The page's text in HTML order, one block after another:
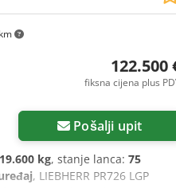
122.500
fiksna cijena plus
Pošalji upit
19.600 kg, stanje lanca: 75
, LIEBHERR PR726 LGP